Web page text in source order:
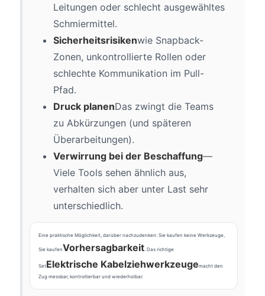
Leitungen oder schlecht ausgewähltes
Schmiermittel.
Sicherheitsrisikenwie Snapback-
Zonen, unkontrollierte Rollen oder
schlechte Kommunikation im Pull-
Pfad.
Druck planenDas zwingt die Teams
zu Abkürzungen (und späteren
Überarbeitungen).
Verwirrung bei der Beschaffung—
Viele Tools sehen ähnlich aus,
verhalten sich aber unter Last sehr
unterschiedlich.
Eine praktische Möglichkeit, darüber nachzudenken: Sie kaufen keine Werkzeuge,
Sie kaufenVorhersagbarkeit . Das richtige
SetElektrische Kabelziehwerkzeugemacht den
Zug messbar, kontrollierbar und wiederholbar.